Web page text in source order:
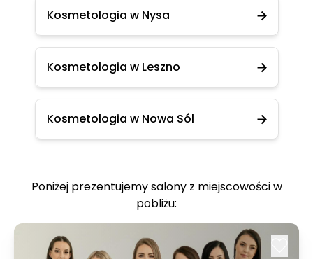
Kosmetologia w Nysa
Kosmetologia w Leszno
Kosmetologia w Nowa Sól
Poniżej prezentujemy salony z miejscowości w
pobliżu: